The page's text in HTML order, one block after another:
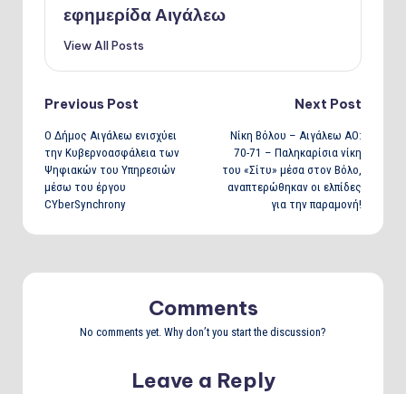
εφημερίδα Αιγάλεω
View All Posts
Post
navigation
Previous Post
Ο Δήμος Αιγάλεω ενισχύει
την Κυβερνοασφάλεια των
Ψηφιακών του Υπηρεσιών
μέσω του έργου
CYberSynchrony
Next Post
Νίκη Βόλου – Αιγάλεω ΑΟ:
70-71 – Παληκαρίσια νίκη
του «Σίτυ» μέσα στον Βόλο,
αναπτερώθηκαν οι ελπίδες
για την παραμονή!
Comments
No comments yet. Why don’t you start the discussion?
Leave a Reply